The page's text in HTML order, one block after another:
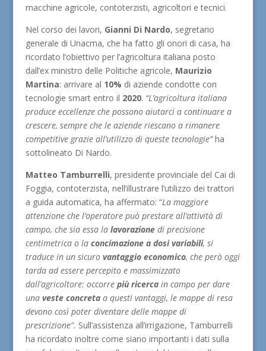
macchine agricole, contoterzisti, agricoltori e tecnici.
Nel corso dei lavori, Gianni Di Nardo, segretario
generale di Unacma, che ha fatto gli onori di casa, ha
ricordato l’obiettivo per l’agricoltura italiana posto
dall’ex ministro delle Politiche agricole, Maurizio
Martina: arrivare al 10% di aziende condotte con
tecnologie smart entro il 2020. “L’agricoltura italiana
produce eccellenze che possono aiutarci a continuare a
crescere, sempre che le aziende riescano a rimanere
competitive grazie all’utilizzo di queste tecnologie”ha
sottolineato Di Nardo.
Matteo Tamburrelli, presidente provinciale del Cai di
Foggia, contoterzista, nell’illustrare l’utilizzo dei trattori
a guida automatica, ha affermato: “La maggiore
attenzione che l’operatore può prestare all’attività di
campo, che sia essa la lavorazionedi precisione
centimetrica o la concimazione a dosi variabili, si
traduce in un sicuro vantaggio economico, che però oggi
tarda ad essere percepito e massimizzato
dall’agricoltore: occorre più ricercain campo per dare
una veste concretaa questi vantaggi, le mappe di resa
devono così poter diventare delle mappe di
prescrizione”. Sull’assistenza all’irrigazione, Tamburrelli
ha ricordato inoltre come siano importanti i dati sulla